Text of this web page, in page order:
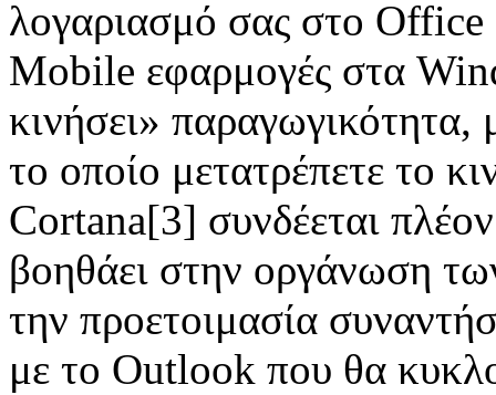
λογαριασμό σας στο
Mobile εφαρμογές στα
κινήσει»
το οποίο μετατρέπετε το
Cortana[3] συνδέεται
βοηθάει στην οργάνωση
την προετοιμασία
με το Outlook που θα